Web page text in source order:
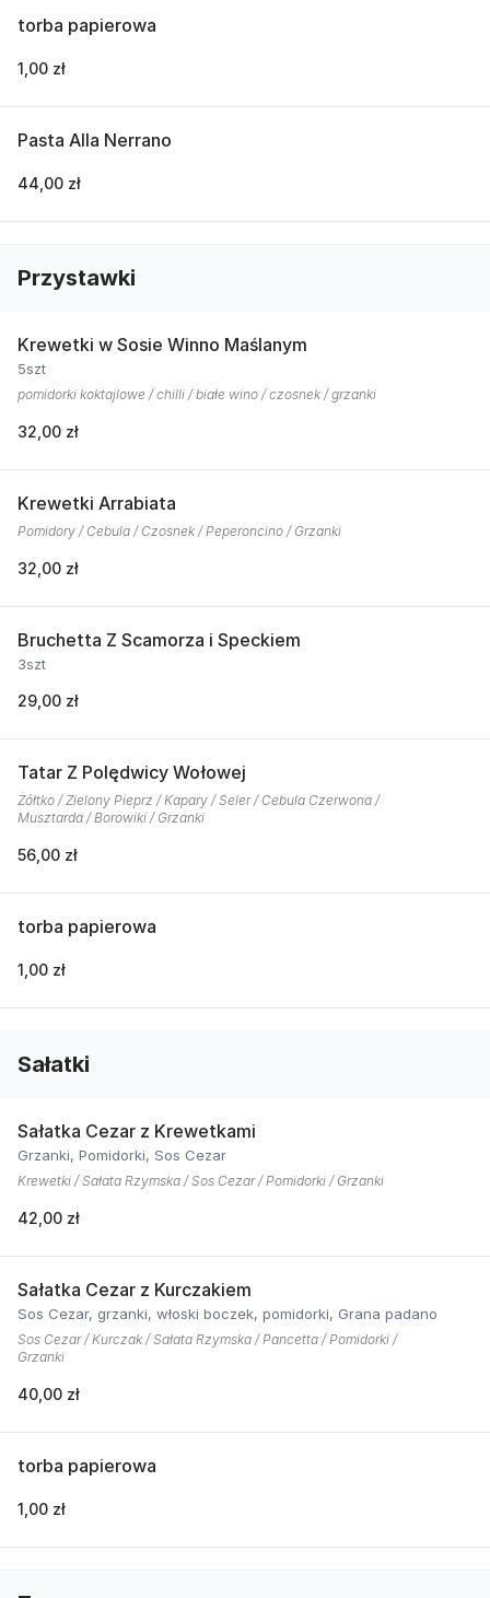
torba papierowa
1,00 zł
Pasta Alla Nerrano
44,00 zł
Przystawki
Krewetki w Sosie Winno Maślanym
5szt
pomidorki koktajlowe / chilli / białe wino / czosnek / grzanki
32,00 zł
Krewetki Arrabiata
Pomidory / Cebula / Czosnek / Peperoncino / Grzanki
32,00 zł
Bruchetta Z Scamorza i Speckiem
3szt
29,00 zł
Tatar Z Polędwicy Wołowej
Żółtko / Zielony Pieprz / Kapary / Seler / Cebula Czerwona /
Musztarda / Borowiki / Grzanki
56,00 zł
torba papierowa
1,00 zł
Sałatki
Sałatka Cezar z Krewetkami
Grzanki, Pomidorki, Sos Cezar
Krewetki / Sałata Rzymska / Sos Cezar / Pomidorki / Grzanki
42,00 zł
Sałatka Cezar z Kurczakiem
Sos Cezar, grzanki, włoski boczek, pomidorki, Grana padano
Sos Cezar / Kurczak / Sałata Rzymska / Pancetta / Pomidorki /
Grzanki
40,00 zł
torba papierowa
1,00 zł